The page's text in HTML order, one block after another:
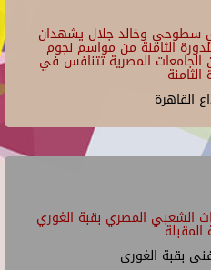
سطوحي وخالد جلال يشهدان
الثامنة من مواسم نجوم
130 عرضًا من الجامعات المصرية تتنافس في
الثامنة
القاهرة
الشعبي المصري بقبة الغوري
المقبلة
بقبة الغورى